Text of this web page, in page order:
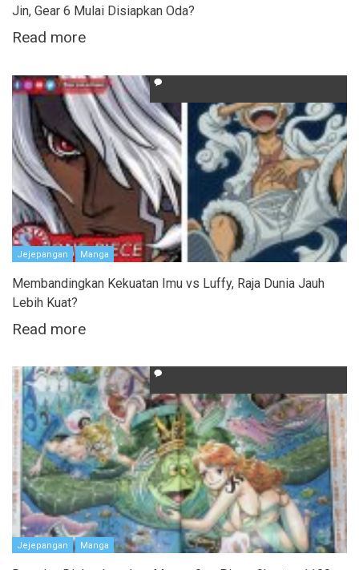
Jin, Gear 6 Mulai Disiapkan Oda?
Read more
Jejepangan Manga
Membandingkan Kekuatan Imu vs Luffy, Raja Dunia Jauh
Lebih Kuat?
Read more
Jejepangan Manga